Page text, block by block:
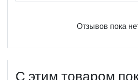
Отзывов пока
С этим товаром